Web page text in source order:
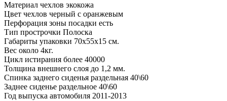
Материал чехлов экокожа
Цвет чехлов черный с оранжевым
Перфорация зоны посадки есть
Тип прострочки Полоска
Габариты упаковки 70х55х15 см.
Вес около 4кг.
Цикл истирания более 40000
Толщина внешнего слоя до 1,2 мм.
Спинка заднего сиденья раздельная 40\60
Заднее сиденье раздельное 40\60
Год выпуска автомобиля 2011-2013